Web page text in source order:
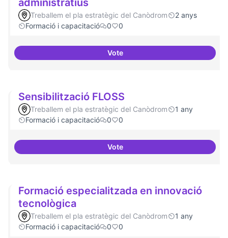
administratius
Treballem el pla estratègic del Canòdrom
2 anys
Formació i capacitació
0 0
VoteLobby per FLOSS i
Sensibilització FLOSS
Treballem el pla estratègic del Canòdrom
1 any
Formació i capacitació
0 0
VoteSensibilització FLOSS
Formació especialitzada en innovació
tecnològica
Treballem el pla estratègic del Canòdrom
1 any
Formació i capacitació
0 0